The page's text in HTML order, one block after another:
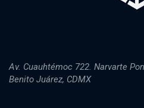
Av. Cuauhtémoc 722. Narvarte
Benito Juárez, CDMX